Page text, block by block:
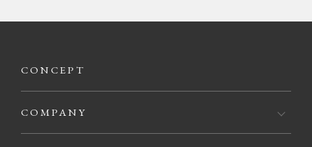
CONCEPT
COMPANY